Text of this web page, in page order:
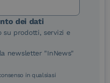
dei dati
su prodotti, servizi e
newsletter "InNews"
in qualsiasi